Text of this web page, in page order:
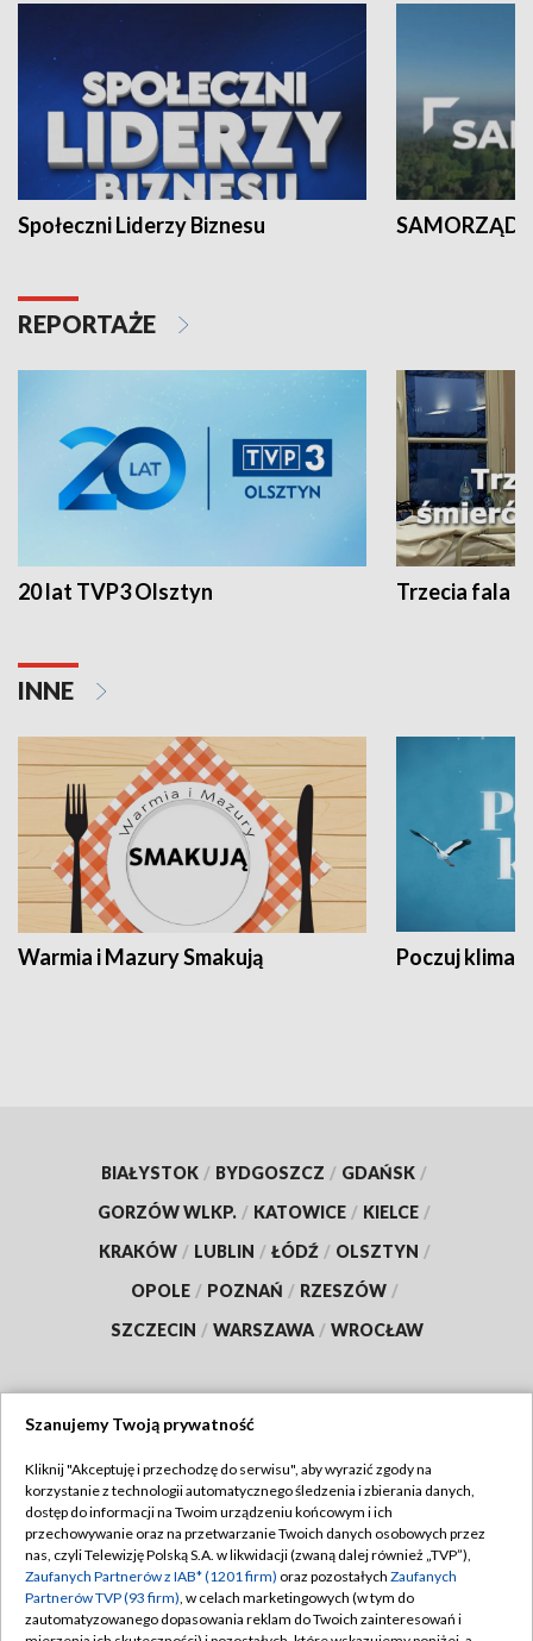
Społeczni Liderzy Biznesu SAMORZĄD
REPORTAŻE
20 lat TVP3 Olsztyn Trzecia fala -
INNE
Warmia i Mazury Smakują Poczuj klimat
BIAŁYSTOK / BYDGOSZCZ / GDAŃSK /
GORZÓW WLKP. / KATOWICE / KIELCE /
KRAKÓW / LUBLIN / ŁÓDŹ / OLSZTYN /
OPOLE / POZNAŃ / RZESZÓW /
SZCZECIN / WARSZAWA / WROCŁAW
TVP
Abonament TVP
Emisja w TVP
Centrum informacji TVP
Regulamin TVP
Polityka prywatności
Moje zgody
Szanujemy Twoją prywatność
Kliknij "Akceptuję i przechodzę do serwisu", aby wyrazić zgody na
korzystanie z technologii automatycznego śledzenia i zbierania danych,
dostęp do informacji na Twoim urządzeniu końcowym i ich
przechowywanie oraz na przetwarzanie Twoich danych osobowych przez
nas, czyli Telewizję Polską S.A. w likwidacji (zwaną dalej również „TVP”),
Zaufanych Partnerów z IAB* (1201 firm) oraz pozostałych Zaufanych
Partnerów TVP (93 firm), w celach marketingowych (w tym do
zautomatyzowanego dopasowania reklam do Twoich zainteresowań i